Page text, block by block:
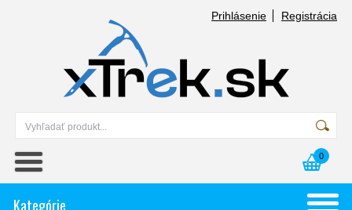
Prihlásenie Registrácia
0
Kategórie